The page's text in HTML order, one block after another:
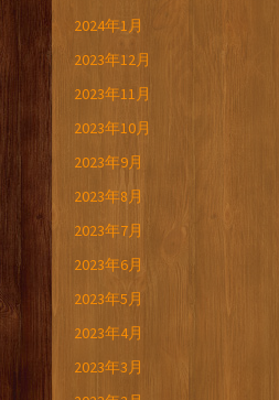
2024年1月
2023年12月
2023年11月
2023年10月
2023年9月
2023年8月
2023年7月
2023年6月
2023年5月
2023年4月
2023年3月